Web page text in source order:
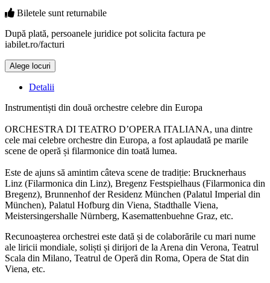
Biletele sunt returnabile
După plată, persoanele juridice pot solicita factura pe
iabilet.ro/facturi
Alege locuri
Detalii
Instrumentiști din două orchestre celebre din Europa
ORCHESTRA DI TEATRO D’OPERA ITALIANA, una dintre
cele mai celebre orchestre din Europa, a fost aplaudată pe marile
scene de operă și filarmonice din toată lumea.
Este de ajuns să amintim câteva scene de tradiție: Brucknerhaus
Linz (Filarmonica din Linz), Bregenz Festspielhaus (Filarmonica din
Bregenz), Brunnenhof der Residenz München (Palatul Imperial din
München), Palatul Hofburg din Viena, Stadthalle Viena,
Meistersingershalle Nürnberg, Kasemattenbuehne Graz, etc.
Recunoașterea orchestrei este dată și de colaborările cu mari nume
ale liricii mondiale, soliști și dirijori de la Arena din Verona, Teatrul
Scala din Milano, Teatrul de Operă din Roma, Opera de Stat din
Viena, etc.